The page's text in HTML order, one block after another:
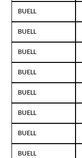
BUELL
BUELL
BUELL
BUELL
BUELL
BUELL
BUELL
BUELL